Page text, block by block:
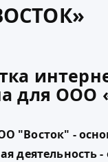
для ООО
"Восток" -
деятельность -